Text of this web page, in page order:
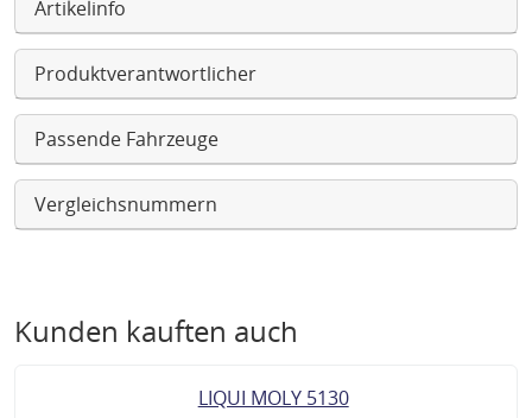
Artikelinfo
Produktverantwortlicher
Passende Fahrzeuge
Vergleichsnummern
Kunden kauften auch
LIQUI MOLY 5130